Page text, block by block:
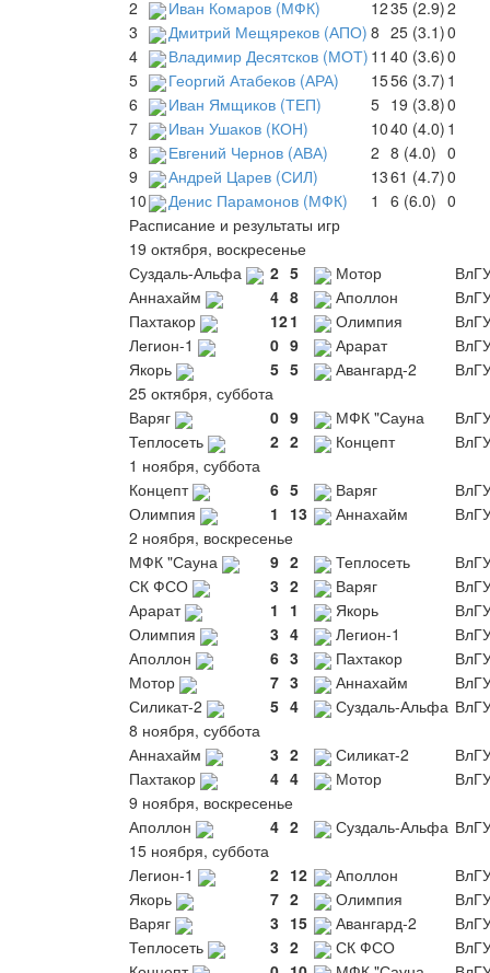
2
Иван Комаров (МФК) 1235 (2.9)2
3
Дмитрий Мещяреков (АПО) 8 25 (3.1)0
4
Владимир Десятсков (МОТ) 11 40 (3.6)0
5
Георгий Атабеков (АРА) 1556 (3.7) 1
6
Иван Ямщиков (ТЕП) 5 19 (3.8)0
7
Иван Ушаков (КОН) 1040 (4.0) 1
8
Евгений Чернов (АВА) 2 8 (4.0) 0
9
Андрей Царев (СИЛ) 1361 (4.7)0
10
Денис Парамонов (МФК) 1 6 (6.0) 0
Расписание и результаты игр
19 октября, воскресенье
Суздаль-Альфа
2 5 Мотор
Аннахайм
4 8 Аполлон
Пахтакор
121 Олимпия
Легион-1
0 9 Арарат
Якорь
5 5 Авангард-2
25 октября, суббота
Варяг
0 9 МФК "Сауна
Теплосеть
2 2 Концепт
1 ноября, суббота
Концепт
6 5 Варяг
Олимпия
1 13 Аннахайм
2 ноября, воскресенье
МФК "Сауна
9 2 Теплосеть
СК ФСО
3 2 Варяг
Арарат
1 1 Якорь
Олимпия
3 4 Легион-1
Аполлон
6 3 Пахтакор
Мотор
7 3 Аннахайм
Силикат-2
5 4 Суздаль-Альфа
8 ноября, суббота
Аннахайм
3 2 Силикат-2
Пахтакор
4 4 Мотор
9 ноября, воскресенье
Аполлон
4 2 Суздаль-Альфа
15 ноября, суббота
Легион-1
2 12 Аполлон
Якорь
7 2 Олимпия
Варяг
3 15 Авангард-2
Теплосеть
3 2 СК ФСО